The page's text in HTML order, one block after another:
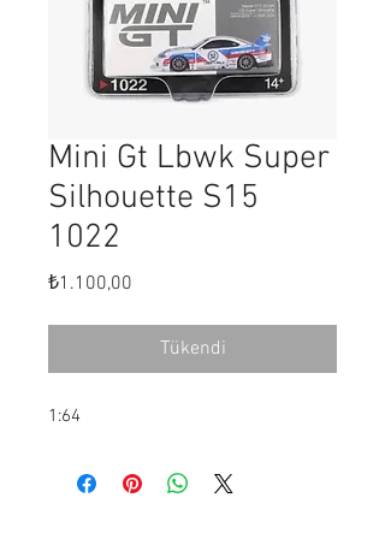
Mini Gt Lbwk Super
Silhouette S15
1022
₺1.100,00
Tükendi
1:64